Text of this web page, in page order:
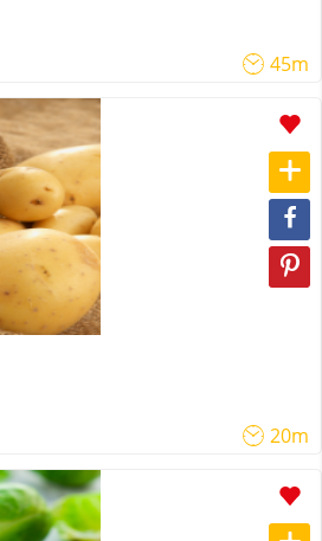
45m
20m